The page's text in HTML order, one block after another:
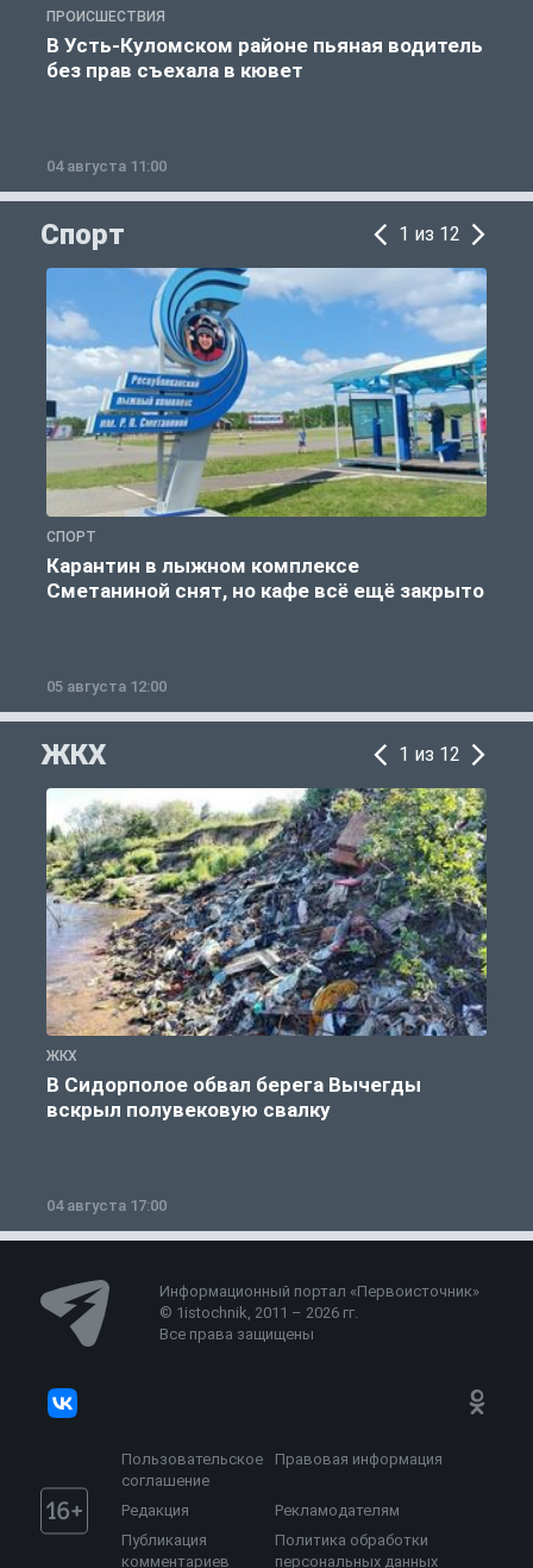
ПРОИСШЕСТВИЯ
В Усть-Куломском районе пьяная водитель
без прав съехала в кювет
04 августа 11:00
Спорт 1 из 12
СПОРТ
Карантин в лыжном комплексе
Сметаниной снят, но кафе всё ещё закрыто
05 августа 12:00
ЖКХ 1 из 12
ЖКХ
В Сидорполое обвал берега Вычегды
вскрыл полувековую свалку
04 августа 17:00
Информационный портал «Первоисточник»
© 1istochnik, 2011 – 2026 гг.
Все права защищены
Пользовательское
соглашение
Правовая информация
Редакция
Рекламодателям
Публикация
комментариев
Политика обработки
персональных данных